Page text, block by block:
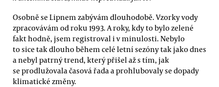
Osobně se Lipnem zabývám dlouhodobě. Vzorky vody
zpracovávám od roku 1993. A roky, kdy to bylo zelené
fakt hodně, jsem registroval i v minulosti. Nebylo
to sice tak dlouho během celé letní sezóny tak jako dnes
a nebyl patrný trend, který přišel až s tím, jak
se prodlužovala časová řada a prohlubovaly se dopady
klimatické změny.